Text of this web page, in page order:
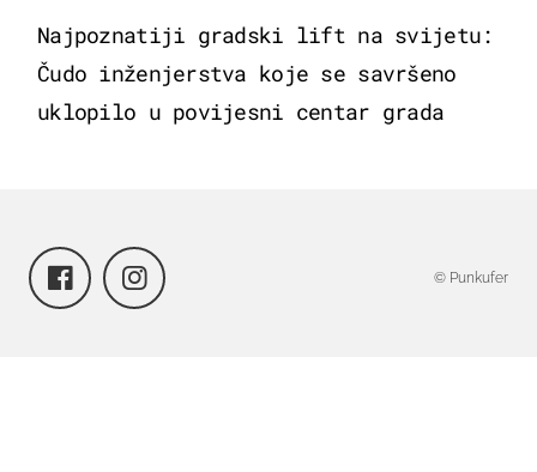
Najpoznatiji gradski lift na svijetu:
Čudo inženjerstva koje se savršeno
uklopilo u povijesni centar grada
© Punkufer